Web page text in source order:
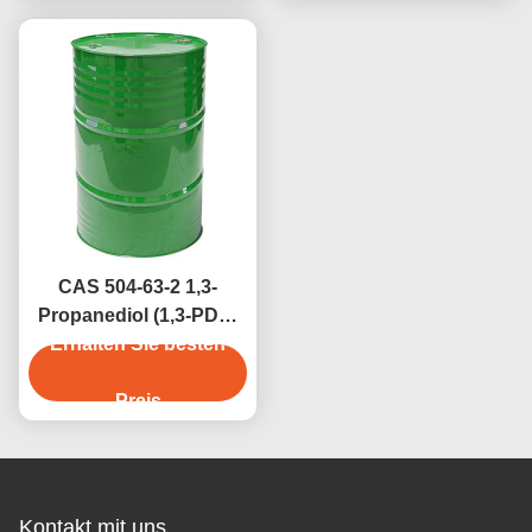
CAS 504-63-2 1,3-
Propanediol (1,3-PDO)
with ≥99% Purity for
and Biobased
Erhalten Sie besten
Preis